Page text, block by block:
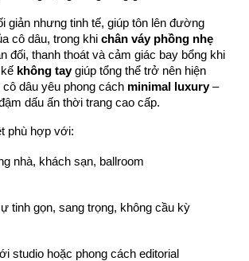
giản nhưng tinh tế, giúp tôn lên đường
cô dâu, trong khichân váy phồng nhẹ
đối, thanh thoát và cảm giác bay bổng khi
không taygiúp tổng thể trở nên hiện
dâu yêu phong cách minimal luxury–
dấu ấn thời trang cao cấp.
phù hợp với:
nhà, khách sạn, ballroom
tinh gọn, sang trọng, không cầu kỳ
studio hoặc phong cách editorial